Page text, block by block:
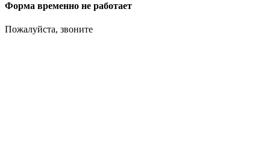
Форма временно не работает
Пожалуйста, звоните